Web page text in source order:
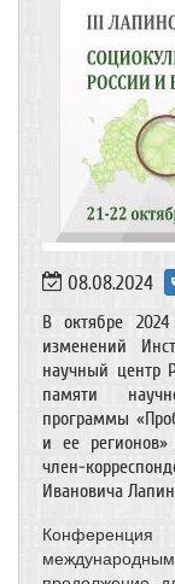
08.08.2024
В октябре
изменений
научный центр
памяти
программы
и ее регионов»
член-
Ивановича